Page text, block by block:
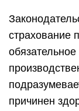
страхование
причинен